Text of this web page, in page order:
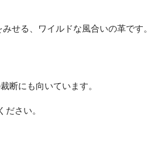
せる、ワイルドな風合いの革です。
断にも向いています。
さい。